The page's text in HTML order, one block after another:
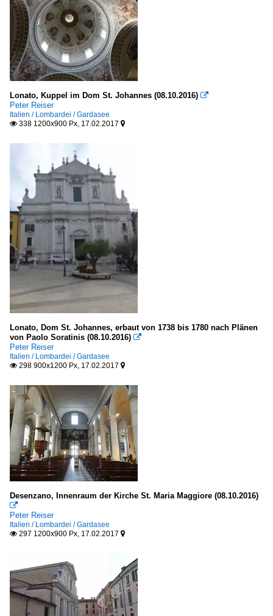
Lonato, Kuppel im Dom St. Johannes (08.10.2016) 
Peter Reiser
Italien / Lombardei / Gardasee
 338 1200x900 Px, 17.02.2017 
Lonato, Dom St. Johannes, erbaut von 1738 bis 1780 nach Plänen
von Paolo Soratinis (08.10.2016) 
Peter Reiser
Italien / Lombardei / Gardasee
 298 900x1200 Px, 17.02.2017 
Desenzano, Innenraum der Kirche St. Maria Maggiore (08.10.2016)

Peter Reiser
Italien / Lombardei / Gardasee
 297 1200x900 Px, 17.02.2017 